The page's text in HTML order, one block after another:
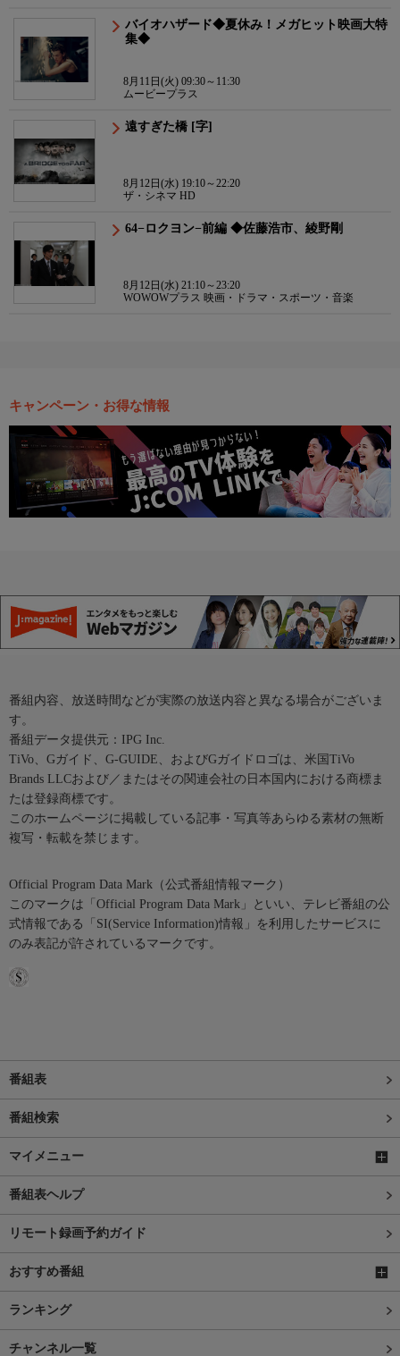
バイオハザード◆夏休み！メガヒット映画大特
集◆
8月11日(火) 09:30～11:30
ムービープラス
遠すぎた橋 [字]
8月12日(水) 19:10～22:20
ザ・シネマ HD
64−ロクヨン−前編 ◆佐藤浩市、綾野剛
8月12日(水) 21:10～23:20
WOWOWプラス 映画・ドラマ・スポーツ・音楽
キャンペーン・お得な情報
番組内容、放送時間などが実際の放送内容と異なる場合がございま
す。
番組データ提供元：IPG Inc.
TiVo、Gガイド、G-GUIDE、およびGガイドロゴは、米国TiVo
Brands LLCおよび／またはその関連会社の日本国内における商標ま
たは登録商標です。
このホームページに掲載している記事・写真等あらゆる素材の無断
複写・転載を禁じます。
Official Program Data Mark（公式番組情報マーク）
このマークは「Official Program Data Mark」といい、テレビ番組の公
式情報である「SI(Service Information)情報」を利用したサービスに
のみ表記が許されているマークです。
番組表
番組検索
マイメニュー
番組表ヘルプ
リモート録画予約ガイド
おすすめ番組
ランキング
チャンネル一覧